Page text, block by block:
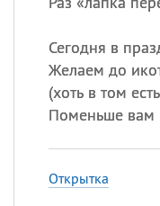
Сегодня в
Желаем до
(хоть в том
Поменьше вам
Открытка